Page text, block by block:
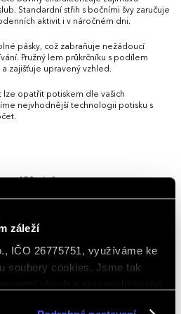
záleží
IČO 26775751, využíváme ke
soubory cookies. Jsme tak
Standardní střih s bočními švy zaručuje
aktivit i v náročném dni.
pásky, což zabraňuje nežádoucí
Pružný lem průkrčníku s podílem
zajišťuje upravený vzhled.
lze opatřit potiskem dle vašich
nejvhodnější technologii potisku s
150 g/m²
Bio bavlna 100 %
Reklamní, Eko, Volný čas